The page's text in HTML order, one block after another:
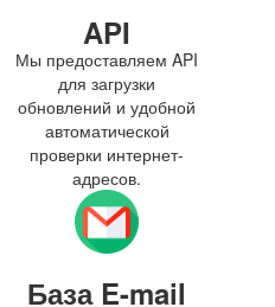
API
Мы предоставляем API
для загрузки
обновлений и удобной
автоматической
проверки интернет-
адресов.
База E-mail